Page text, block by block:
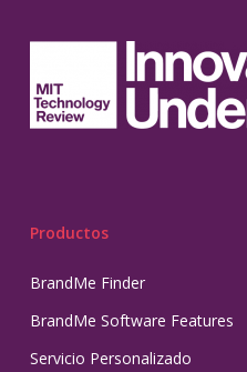
Productos
BrandMe Finder
BrandMe Software Features
Servicio Personalizado